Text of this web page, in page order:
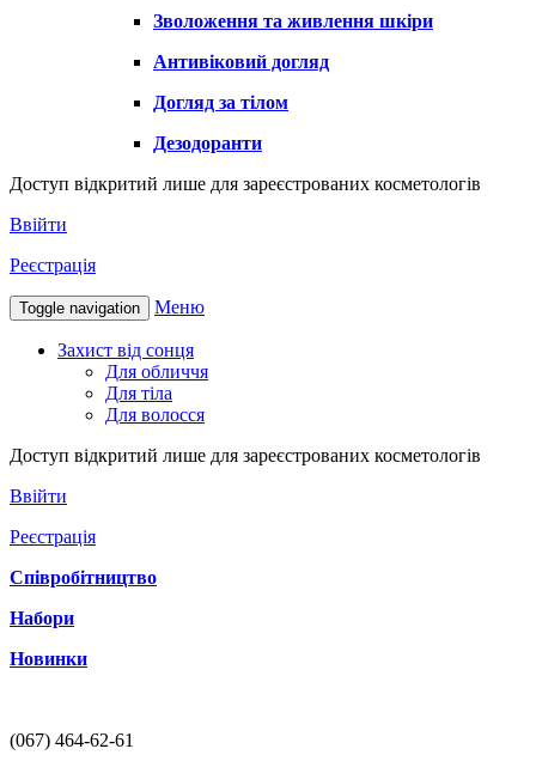
Зволоження та живлення шкіри
Антивіковий догляд
Догляд за тілом
Дезодоранти
Доступ відкритий лише для зареєстрованих косметологів
Ввійти
Реєстрація
Toggle navigation Меню
Захист від сонця
Для обличчя
Для тіла
Для волосся
Доступ відкритий лише для зареєстрованих косметологів
Ввійти
Реєстрація
Співробітництво
Набори
Новинки
(067) 464-62-61